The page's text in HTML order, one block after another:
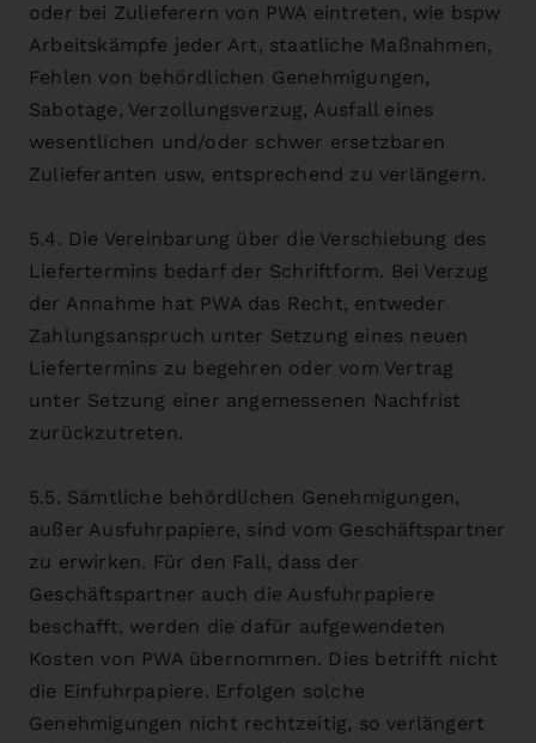
oder bei Zulieferern von PWA eintreten, wie bspw
Arbeitskämpfe jeder Art, staatliche Maßnahmen,
Fehlen von behördlichen Genehmigungen,
Sabotage, Verzollungsverzug, Ausfall eines
wesentlichen und/oder schwer ersetzbaren
Zulieferanten usw, entsprechend zu verlängern.
5.4. Die Vereinbarung über die Verschiebung des
Liefertermins bedarf der Schriftform. Bei Verzug
der Annahme hat PWA das Recht, entweder
Zahlungsanspruch unter Setzung eines neuen
Liefertermins zu begehren oder vom Vertrag
unter Setzung einer angemessenen Nachfrist
zurückzutreten.
5.5. Sämtliche behördlichen Genehmigungen,
außer Ausfuhrpapiere, sind vom Geschäftspartner
zu erwirken. Für den Fall, dass der
Geschäftspartner auch die Ausfuhrpapiere
beschafft, werden die dafür aufgewendeten
Kosten von PWA übernommen. Dies betrifft nicht
die Einfuhrpapiere. Erfolgen solche
Genehmigungen nicht rechtzeitig, so verlängert